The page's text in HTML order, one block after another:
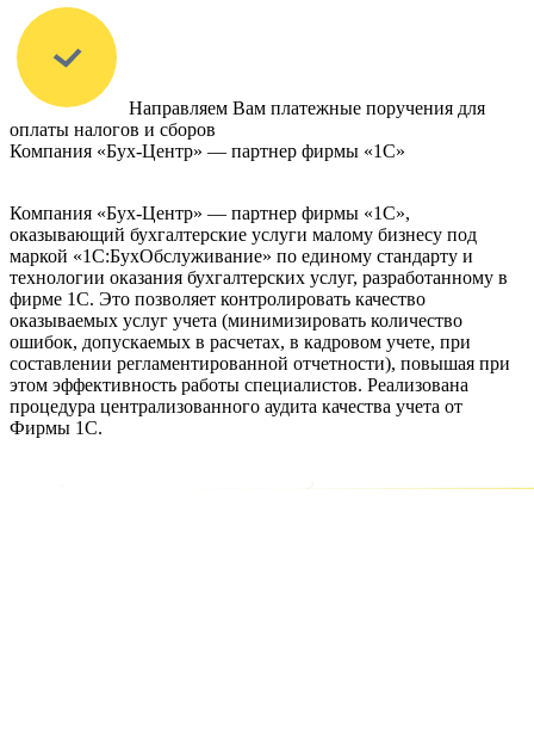
Направляем Вам платежные поручения для
оплаты налогов и сборов
Компания «Бух-Центр» — партнер фирмы «1С»
Компания «Бух-Центр» — партнер фирмы «1С»,
оказывающий бухгалтерские услуги малому бизнесу под
маркой «1С:БухОбслуживание» по единому стандарту и
технологии оказания бухгалтерских услуг, разработанному в
фирме 1С. Это позволяет контролировать качество
оказываемых услуг учета (минимизировать количество
ошибок, допускаемых в расчетах, в кадровом учете, при
составлении регламентированной отчетности), повышая при
этом эффективность работы специалистов. Реализована
процедура централизованного аудита качества учета от
Фирмы 1С.